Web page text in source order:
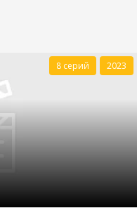
8 серий 2023